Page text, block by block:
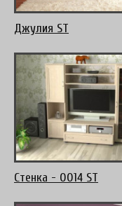
Джулия ST
Стенка - 0014 ST